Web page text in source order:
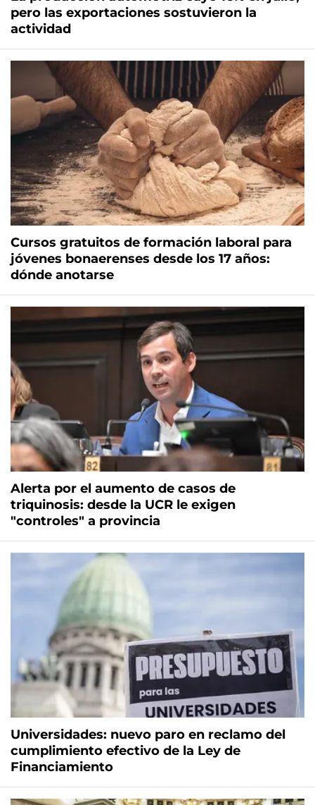
pero las exportaciones sostuvieron la
actividad
Cursos gratuitos de formación laboral para
jóvenes bonaerenses desde los 17 años:
dónde anotarse
Alerta por el aumento de casos de
triquinosis: desde la UCR le exigen
"controles" a provincia
Universidades: nuevo paro en reclamo del
cumplimiento efectivo de la Ley de
Financiamiento